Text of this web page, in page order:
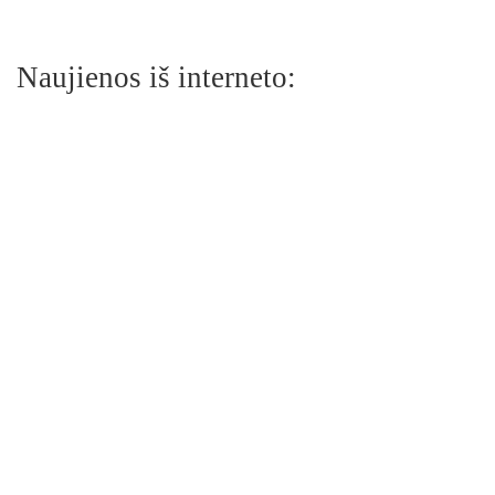
Naujienos iš interneto: